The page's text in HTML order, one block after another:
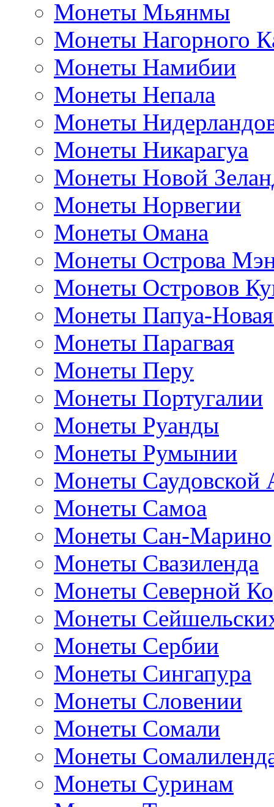
Монеты Мьянмы
Монеты Нагорного
Монеты Намибии
Монеты Непала
Монеты
Монеты Никарагуа
Монеты Новой
Монеты Норвегии
Монеты Омана
Монеты Острова
Монеты Островов
Монеты Папуа-
Монеты Парагвая
Монеты Перу
Монеты Португалии
Монеты Руанды
Монеты Румынии
Монеты Саудовской
Монеты Самоа
Монеты Сан-Марино
Монеты Свазиленда
Монеты Северной
Монеты
Монеты Сербии
Монеты Сингапура
Монеты Словении
Монеты Сомали
Монеты
Монеты Суринам